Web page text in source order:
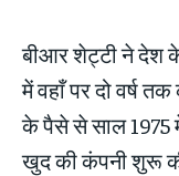
बीआर शेट्टी ने देश
में वहाँ पर दो वर्ष
के पैसे से साल 1975
खुद की कंपनी शुरू